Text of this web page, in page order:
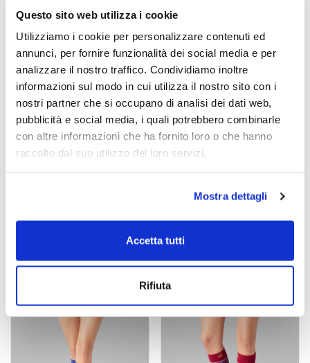
Questo sito web utilizza i cookie
Utilizziamo i cookie per personalizzare contenuti ed
annunci, per fornire funzionalità dei social media e per
analizzare il nostro traffico. Condividiamo inoltre
informazioni sul modo in cui utilizza il nostro sito con i
nostri partner che si occupano di analisi dei dati web,
pubblicità e social media, i quali potrebbero combinarle
con altre informazioni che ha fornito loro o che hanno
raccolto dal suo utilizzo dei loro servizi.
Mostra dettagli
Accetta tutti
Rifiuta